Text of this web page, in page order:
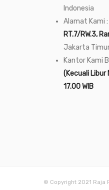
Indonesia
Alamat Kami
RT.7/RW.3,
Jakarta
Kantor Kami
(Kecuali Libur
17.00 WIB
© Copyright 2021 Raja